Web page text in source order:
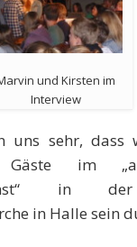
und Kirsten im
Interview
uns sehr, dass
Gäste im
in
in Halle sein